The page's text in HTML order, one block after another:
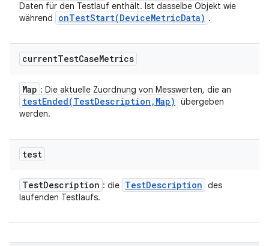
Daten für den Testlauf enthält. Ist dasselbe Objekt wie
während
onTestStart(DeviceMetricData) .
currentTestCaseMetrics
Map : Die aktuelle Zuordnung von Messwerten, die an
testEnded(TestDescription , Map)
übergeben
werden.
test
TestDescription : die TestDescription des
laufenden Testlaufs.